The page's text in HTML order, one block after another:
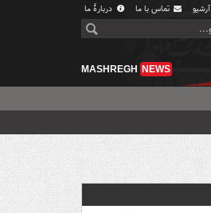
آرشیو تماس با ما دربارهٔ ما
MASHREGH NEWS